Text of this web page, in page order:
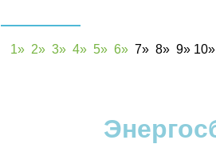
1» 2» 3» 4» 5» 6» 7» 8» 9» 10»